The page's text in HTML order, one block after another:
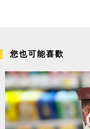
您也可能喜歡